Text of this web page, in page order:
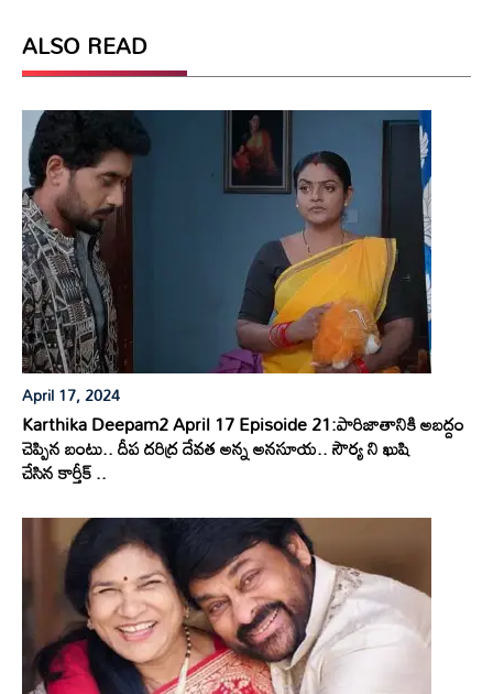
ALSO READ
April 17, 2024
Karthika Deepam2 April 17 Episoide 21:పారిజాతానికి అబద్దం
చెప్పిన బంటు.. దీప దరిద్ర దేవత అన్న అనసూయ.. సౌర్య ని ఖుషి
చేసిన కార్తీక్ ..